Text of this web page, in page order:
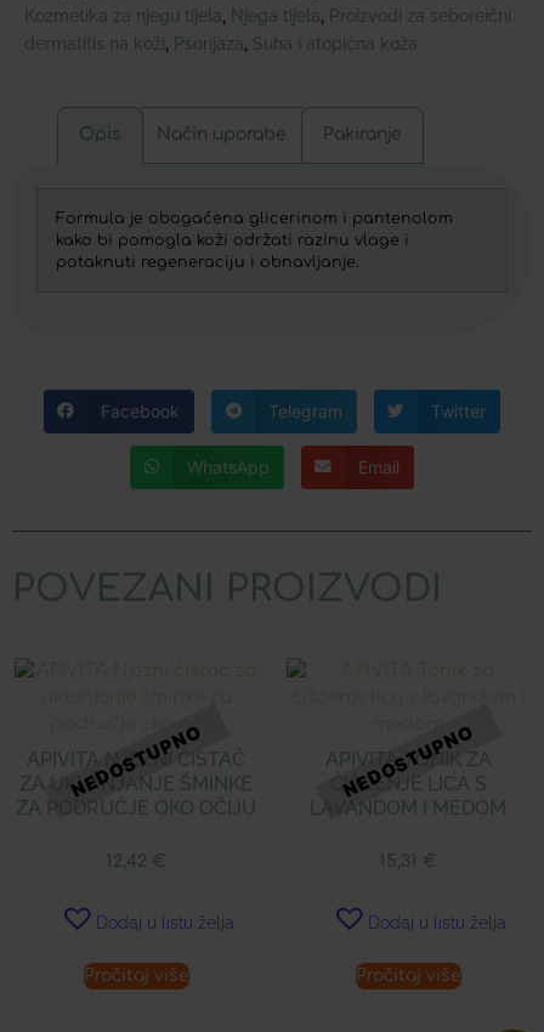
Kozmetika za njegu tijela, Njega tijela, Proizvodi za seboreični
dermatitis na koži, Psorijaza, Suha i atopična koža
Opis Način uporabe Pakiranje
Formula je obogaćena glicerinom i pantenolom
kako bi pomogla koži održati razinu vlage i
potaknuti regeneraciju i obnavljanje.
Facebook Telegram Twitter
WhatsApp Email
POVEZANI PROIZVODI
APIVITA NJEŽNI ČISTAČ
ZA UKLANJANJE ŠMINKE
ZA PODRUČJE OKO OČIJU
12,42 €
Dodaj u listu želja
Pročitaj više
APIVITA TONIK ZA
ČIŠĆENJE LICA S
LAVANDOM I MEDOM
15,31 €
Dodaj u listu želja
Pročitaj više